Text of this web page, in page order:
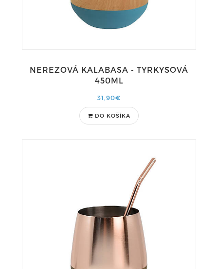
NEREZOVÁ KALABASA - TYRKYSOVÁ
450ML
31,90€
DO KOŠÍKA